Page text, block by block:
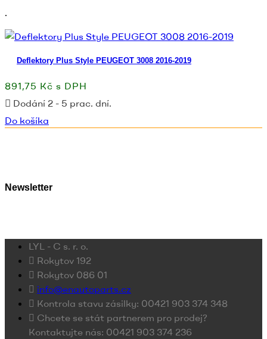
.
Deflektory Plus Style PEUGEOT 3008 2016-2019
891,75 Kč s DPH
Dodání 2 - 5 prac. dní.
Do košíka
Newsletter
LYL - C s. r. o.
Rokytov 192
Rokytov 086 01
info@enautoparts.cz
Kontrola stavu zásilky: 00421 903 374 348
Chcete se stát partnerem pro prodej?
Kontaktujte nás: 00421 903 374 236